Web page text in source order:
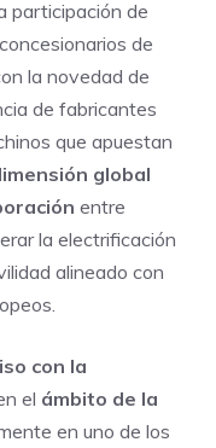
participación de
de
la novedad de
de fabricantes
que apuestan
global
entre
la electrificación
alineado con
con la
el ámbito de la
en uno de los